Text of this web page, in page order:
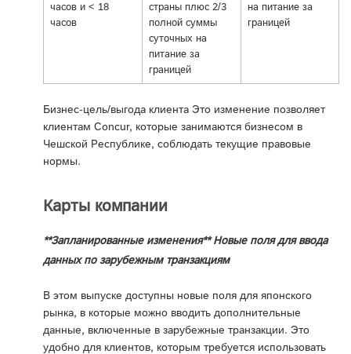
часов и < 18
часов
страны плюс 2/3
полной суммы
суточных на
питание за
границей
на питание за
границей
Бизнес-цель/выгода клиента Это изменение позволяет
клиентам Concur, которые занимаются бизнесом в
Чешской Республике, соблюдать текущие правовые
нормы.
Карты компании
**Запланированные изменения** Новые поля для ввода
данных по зарубежным транзакциям
В этом выпуске доступны новые поля для японского
рынка, в которые можно вводить дополнительные
данные, включенные в зарубежные транзакции. Это
удобно для клиентов, которым требуется использовать